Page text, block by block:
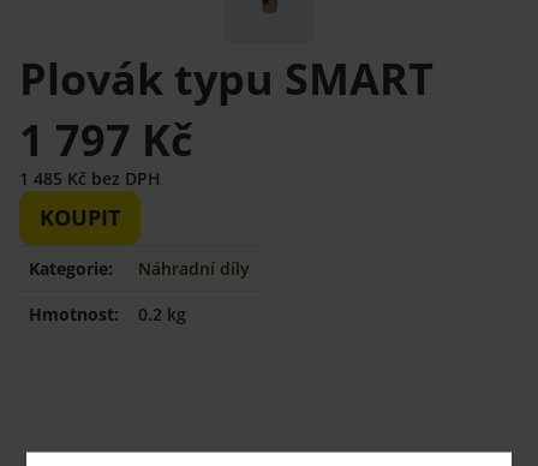
Plovák typu SMART
1 797 Kč
1 485 Kč bez DPH
KOUPIT
Kategorie:
Náhradní díly
Hmotnost:
0.2 kg